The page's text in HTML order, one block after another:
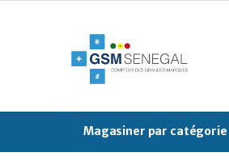
Magasiner par catégorie